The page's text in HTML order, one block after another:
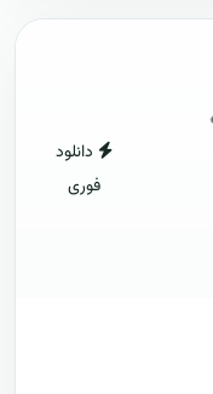
دانلود
فوری